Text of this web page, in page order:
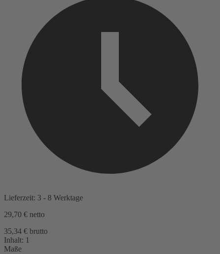
Lieferzeit: 3 - 8 Werktage
29,70 € netto
35,34 € brutto
Inhalt: 1
Maße